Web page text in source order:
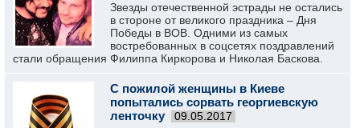
Звезды отечественной эстрады не остались
в стороне от великого праздника – Дня
Победы в ВОВ. Одними из самых
востребованных в соцсетях поздравлений
стали обращения Филиппа Киркорова и Николая Баскова.
С пожилой женщины в Киеве
попытались сорвать георгиевскую
ленточку
09.05.2017